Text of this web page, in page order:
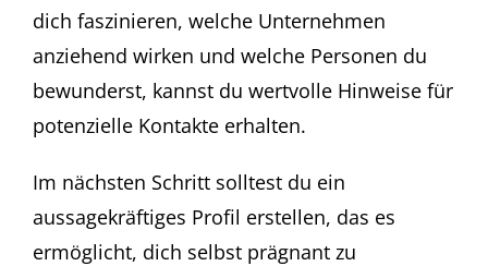
dich faszinieren, welche Unternehmen
anziehend wirken und welche Personen du
bewunderst, kannst du wertvolle Hinweise für
potenzielle Kontakte erhalten.
Im nächsten Schritt solltest du ein
aussagekräftiges Profil erstellen, das es
ermöglicht, dich selbst prägnant zu